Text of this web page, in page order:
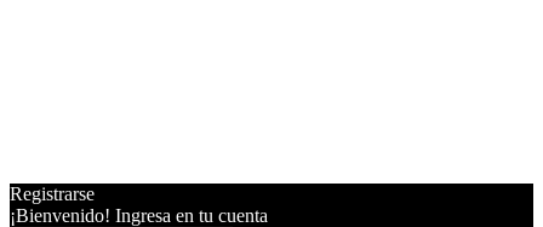
Registrarse
¡Bienvenido! Ingresa en tu cuenta